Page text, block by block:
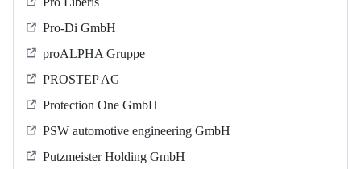
Pro-Di GmbH
proALPHA Gruppe
PROSTEP AG
Protection One GmbH
PSW automotive engineering GmbH
Putzmeister Holding GmbH